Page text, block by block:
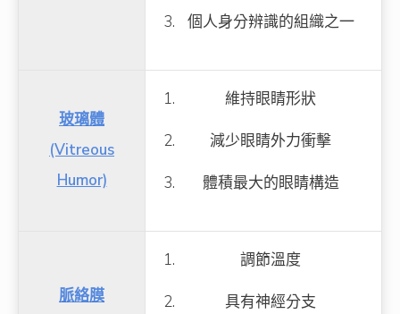
個人身分辨識的組織之一
玻璃體
(Vitreous
Humor)
維持眼睛形狀
減少眼睛外力衝擊
體積最大的眼睛構造
脈絡膜
調節溫度
具有神經分支